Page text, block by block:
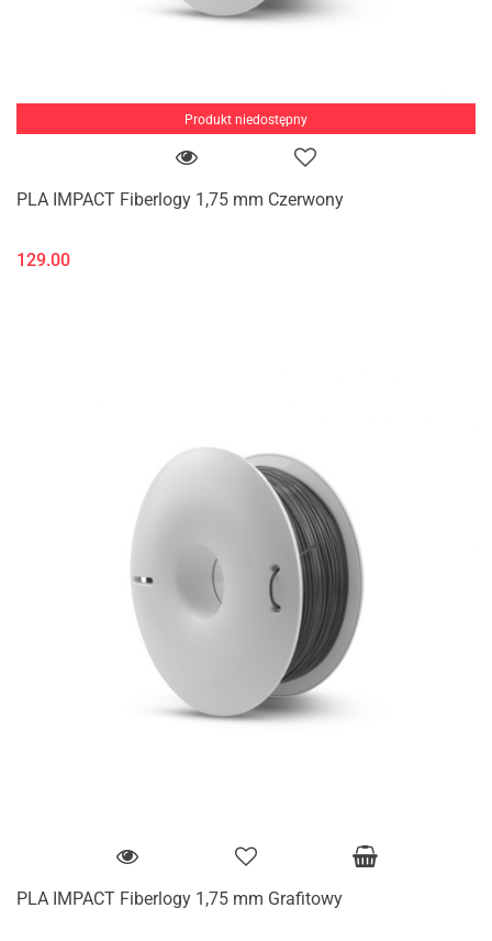
Produkt niedostępny
PLA IMPACT Fiberlogy 1,75 mm Czerwony
129.00
PLA IMPACT Fiberlogy 1,75 mm Grafitowy